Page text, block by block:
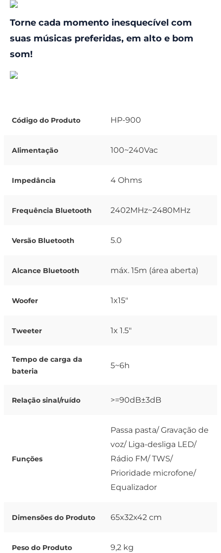
Torne cada momento inesquecível com
suas músicas preferidas, em alto e bom
som!
Código do Produto HP-900
Alimentação 100~240Vac
Impedância 4 Ohms
Frequência Bluetooth 2402MHz~2480MHz
Versão Bluetooth 5.0
Alcance Bluetooth máx. 15m (área aberta)
Woofer 1x15"
Tweeter 1x 1.5"
Tempo de carga da
bateria
5~6h
Relação sinal/ruído >=90dB±3dB
Funções
Passa pasta/ Gravação de
voz/ Liga-desliga LED/
Rádio FM/ TWS/
Prioridade microfone/
Equalizador
Dimensões do Produto 65x32x42 cm
Peso do Produto 9,2 kg